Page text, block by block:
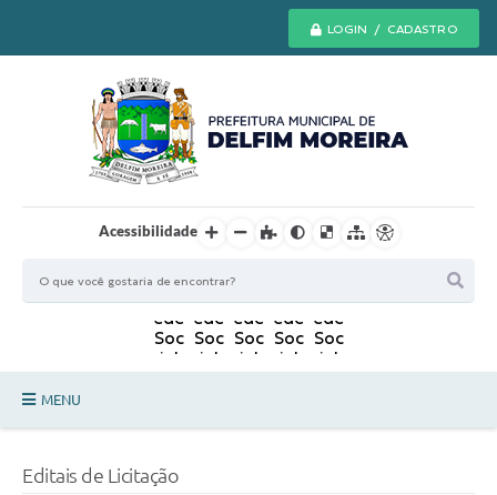
LOGIN / CADASTRO
Acessibilidade
MENU
Editais de Licitação